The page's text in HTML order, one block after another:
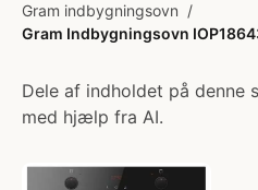
Gram indbygningsovn /
Gram Indbygningsovn
Dele af indholdet på denne
med hjælp fra AI.